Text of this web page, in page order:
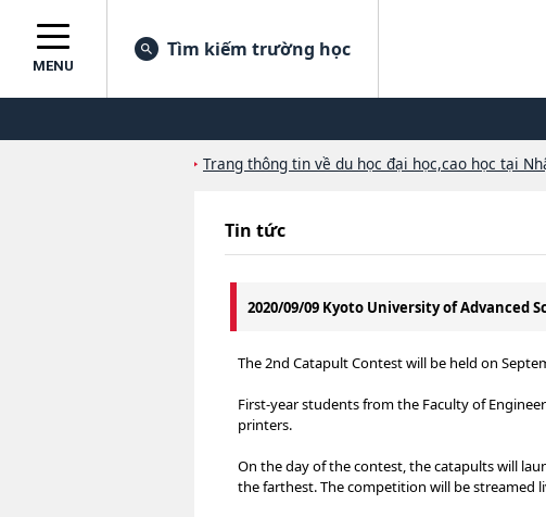
MENU
Tìm kiếm trường học
Trang thông tin về du học đại học,cao học tại
Tin tức
2020/09/09 Kyoto University of Advanced
The 2nd Catapult Contest will be held on
First-year students from the Faculty of
printers.
On the day of the contest, the catapults will
the farthest. The competition will be streamed